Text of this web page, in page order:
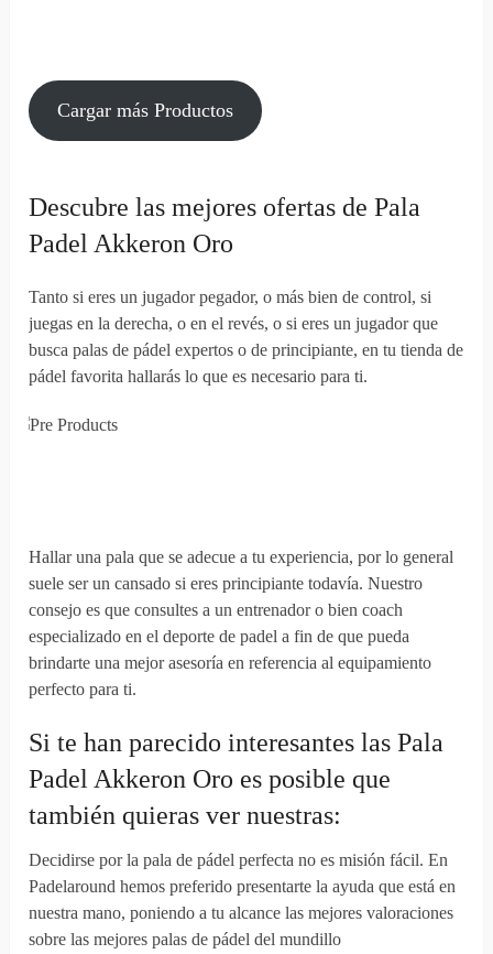
Cargar más Productos
Descubre las mejores ofertas de Pala
Padel Akkeron Oro
Tanto si eres un jugador pegador, o más bien de control, si
juegas en la derecha, o en el revés, o si eres un jugador que
busca palas de pádel expertos o de principiante, en tu tienda de
pádel favorita hallarás lo que es necesario para ti.
Hallar una pala que se adecue a tu experiencia, por lo general
suele ser un cansado si eres principiante todavía. Nuestro
consejo es que consultes a un entrenador o bien coach
especializado en el deporte de padel a fin de que pueda
brindarte una mejor asesoría en referencia al equipamiento
perfecto para ti.
Si te han parecido interesantes las Pala
Padel Akkeron Oro es posible que
también quieras ver nuestras:
Decidirse por la pala de pádel perfecta no es misión fácil. En
Padelaround hemos preferido presentarte la ayuda que está en
nuestra mano, poniendo a tu alcance las mejores valoraciones
sobre las mejores palas de pádel del mundillo